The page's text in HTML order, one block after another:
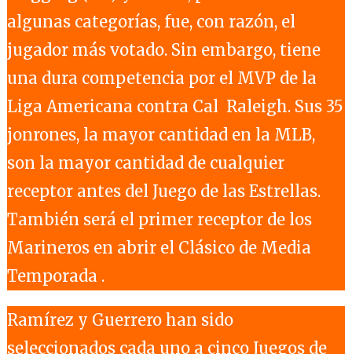
algunas categorías, fue, con razón, el
jugador más votado. Sin embargo, tiene
una dura competencia por el MVP de la
Liga Americana contra Cal Raleigh. Sus 35
jonrones, la mayor cantidad en la MLB,
son la mayor cantidad de cualquier
receptor antes del Juego de las Estrellas.
También será el primer receptor de los
Marineros en abrir el Clásico de Media
Temporada .
Ramírez y Guerrero han sido
seleccionados cada uno a cinco Juegos de